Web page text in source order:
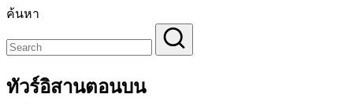
ค้นหา
ทัวร์อิสานตอนบน